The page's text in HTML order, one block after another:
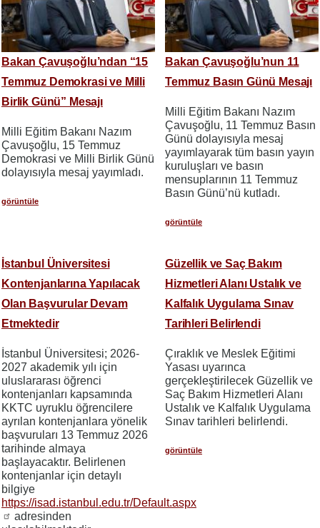
Bakan Çavuşoğlu’ndan “15
Temmuz Demokrasi ve Milli
Birlik Günü” Mesajı
Milli Eğitim Bakanı Nazım
Çavuşoğlu, 15 Temmuz
Demokrasi ve Milli Birlik Günü
dolayısıyla mesaj yayımladı.
görüntüle
Bakan Çavuşoğlu’nun 11
Temmuz Basın Günü Mesajı
Milli Eğitim Bakanı Nazım
Çavuşoğlu, 11 Temmuz Basın
Günü dolayısıyla mesaj
yayımlayarak tüm basın yayın
kuruluşları ve basın
mensuplarının 11 Temmuz
Basın Günü’nü kutladı.
görüntüle
İstanbul Üniversitesi
Kontenjanlarına Yapılacak
Olan Başvurular Devam
Etmektedir
İstanbul Üniversitesi; 2026-
2027 akademik yılı için
uluslararası öğrenci
kontenjanları kapsamında
KKTC uyruklu öğrencilere
ayrılan kontenjanlara yönelik
başvuruları 13 Temmuz 2026
tarihinde almaya
başlayacaktır. Belirlenen
kontenjanlar için detaylı
bilgiye
https://isad.istanbul.edu.tr/Default.aspx
adresinden
Güzellik ve Saç Bakım
Hizmetleri Alanı Ustalık ve
Kalfalık Uygulama Sınav
Tarihleri Belirlendi
Çıraklık ve Meslek Eğitimi
Yasası uyarınca
gerçekleştirilecek Güzellik ve
Saç Bakım Hizmetleri Alanı
Ustalık ve Kalfalık Uygulama
Sınav tarihleri belirlendi.
görüntüle